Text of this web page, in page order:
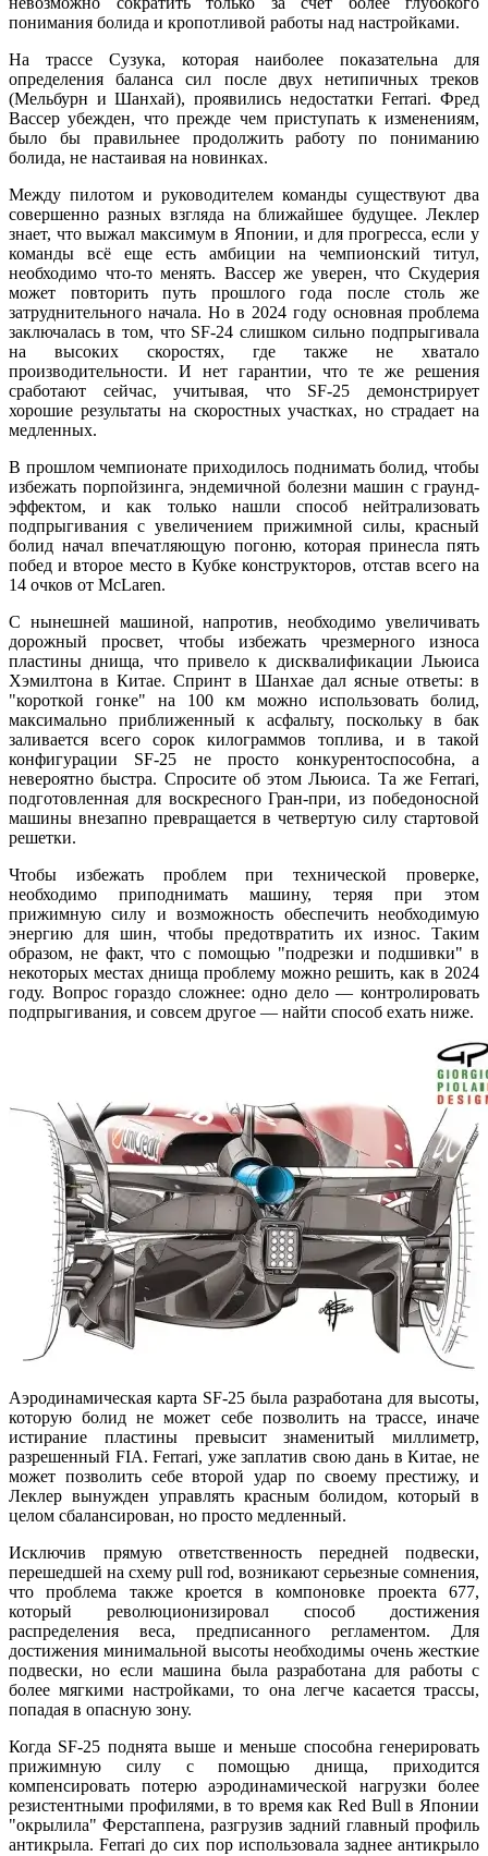
понимания болида и кропотливой работы над настройками.
На трассе Сузука, которая наиболее показательна для
определения баланса сил после двух нетипичных треков
(Мельбурн и Шанхай), проявились недостатки Ferrari. Фред
Вассер убежден, что прежде чем приступать к изменениям,
было бы правильнее продолжить работу по пониманию
болида, не настаивая на новинках.
Между пилотом и руководителем команды существуют два
совершенно разных взгляда на ближайшее будущее. Леклер
знает, что выжал максимум в Японии, и для прогресса, если у
команды всё еще есть амбиции на чемпионский титул,
необходимо что-то менять. Вассер же уверен, что Скудерия
может повторить путь прошлого года после столь же
затруднительного начала. Но в 2024 году основная проблема
заключалась в том, что SF-24 слишком сильно подпрыгивала
на высоких скоростях, где также не хватало
производительности. И нет гарантии, что те же решения
сработают сейчас, учитывая, что SF-25 демонстрирует
хорошие результаты на скоростных участках, но страдает на
медленных.
В прошлом чемпионате приходилось поднимать болид, чтобы
избежать порпойзинга, эндемичной болезни машин с граунд-
эффектом, и как только нашли способ нейтрализовать
подпрыгивания с увеличением прижимной силы, красный
болид начал впечатляющую погоню, которая принесла пять
побед и второе место в Кубке конструкторов, отстав всего на
14 очков от McLaren.
С нынешней машиной, напротив, необходимо увеличивать
дорожный просвет, чтобы избежать чрезмерного износа
пластины днища, что привело к дисквалификации Льюиса
Хэмилтона в Китае. Спринт в Шанхае дал ясные ответы: в
"короткой гонке" на 100 км можно использовать болид,
максимально приближенный к асфальту, поскольку в бак
заливается всего сорок килограммов топлива, и в такой
конфигурации SF-25 не просто конкурентоспособна, а
невероятно быстра. Спросите об этом Льюиса. Та же Ferrari,
подготовленная для воскресного Гран-при, из победоносной
машины внезапно превращается в четвертую силу стартовой
решетки.
Чтобы избежать проблем при технической проверке,
необходимо приподнимать машину, теряя при этом
прижимную силу и возможность обеспечить необходимую
энергию для шин, чтобы предотвратить их износ. Таким
образом, не факт, что с помощью "подрезки и подшивки" в
некоторых местах днища проблему можно решить, как в 2024
году. Вопрос гораздо сложнее: одно дело — контролировать
подпрыгивания, и совсем другое — найти способ ехать ниже.
Аэродинамическая карта SF-25 была разработана для высоты,
которую болид не может себе позволить на трассе, иначе
истирание пластины превысит знаменитый миллиметр,
разрешенный FIA. Ferrari, уже заплатив свою дань в Китае, не
может позволить себе второй удар по своему престижу, и
Леклер вынужден управлять красным болидом, который в
целом сбалансирован, но просто медленный.
Исключив прямую ответственность передней подвески,
перешедшей на схему pull rod, возникают серьезные сомнения,
что проблема также кроется в компоновке проекта 677,
который революционизировал способ достижения
распределения веса, предписанного регламентом. Для
достижения минимальной высоты необходимы очень жесткие
подвески, но если машина была разработана для работы с
более мягкими настройками, то она легче касается трассы,
попадая в опасную зону.
Когда SF-25 поднята выше и меньше способна генерировать
прижимную силу с помощью днища, приходится
компенсировать потерю аэродинамической нагрузки более
резистентными профилями, в то время как Red Bull в Японии
"окрылила" Ферстаппена, разгрузив задний главный профиль
антикрыла. Ferrari до сих пор использовала заднее антикрыло